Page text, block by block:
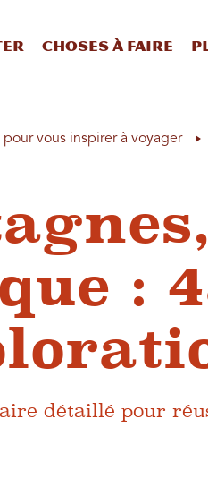
Choses à faire
pour vous inspirer à voyager
:
détaillé pour